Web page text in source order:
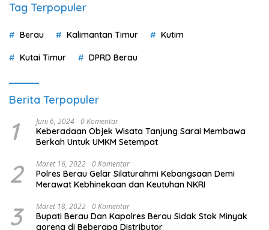
Tag Terpopuler
Berau Kalimantan Timur Kutim
Kutai Timur DPRD Berau
Berita Terpopuler
1 Juni 6, 2024 0 Komentar
Keberadaan Objek Wisata Tanjung Sarai Membawa
Berkah Untuk UMKM Setempat
2 Maret 16, 2022 0 Komentar
Polres Berau Gelar Silaturahmi Kebangsaan Demi
Merawat Kebhinekaan dan Keutuhan NKRI
3 Maret 18, 2022 0 Komentar
Bupati Berau Dan Kapolres Berau Sidak Stok Minyak
goreng di Beberapa Distributor